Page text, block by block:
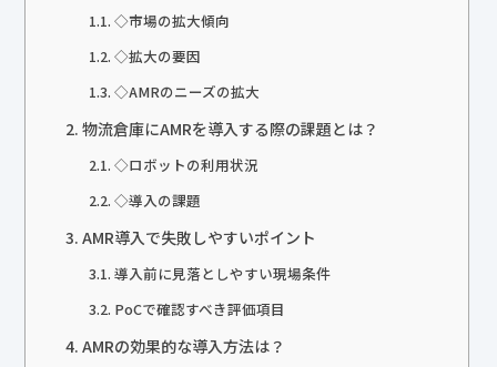
◇市場の拡大傾向
◇拡大の要因
◇AMRのニーズの拡大
物流倉庫にAMRを導入する際の課題とは？
◇ロボットの利用状況
◇導入の課題
AMR導入で失敗しやすいポイント
導入前に見落としやすい現場条件
PoCで確認すべき評価項目
AMRの効果的な導入方法は？